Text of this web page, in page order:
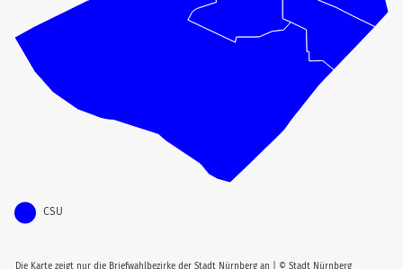
Die Karte zeigt nur die Briefwahlbezirke der Stadt Nürnberg an | © Stadt Nürnberg
CSU